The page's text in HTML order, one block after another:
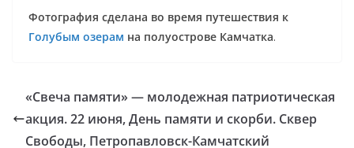
Фотография сделана во время путешествия к
Голубым озерам на полуострове Камчатка.
«Свеча памяти» — молодежная патриотическая
акция. 22 июня, День памяти и скорби. Сквер
Свободы, Петропавловск-Камчатский